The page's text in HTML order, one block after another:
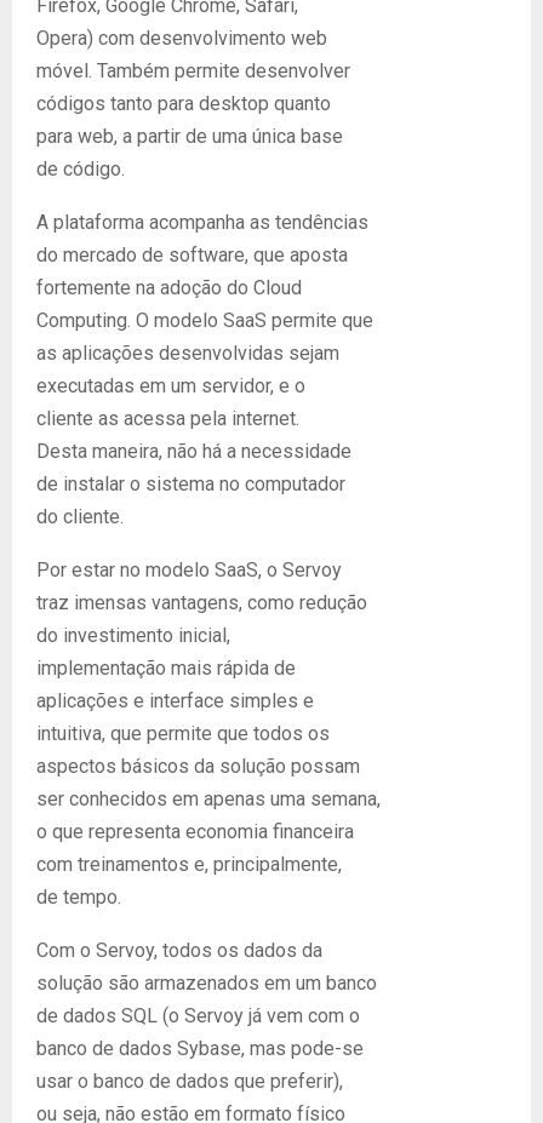
Firefox, Google Chrome, Safari,
Opera) com desenvolvimento web
móvel. Também permite desenvolver
códigos tanto para desktop quanto
para web, a partir de uma única base
de código.
A plataforma acompanha as tendências
do mercado de software, que aposta
fortemente na adoção do Cloud
Computing. O modelo SaaS permite que
as aplicações desenvolvidas sejam
executadas em um servidor, e o
cliente as acessa pela internet.
Desta maneira, não há a necessidade
de instalar o sistema no computador
do cliente.
Por estar no modelo SaaS, o Servoy
traz imensas vantagens, como redução
do investimento inicial,
implementação mais rápida de
aplicações e interface simples e
intuitiva, que permite que todos os
aspectos básicos da solução possam
ser conhecidos em apenas uma semana,
o que representa economia financeira
com treinamentos e, principalmente,
de tempo.
Com o Servoy, todos os dados da
solução são armazenados em um banco
de dados SQL (o Servoy já vem com o
banco de dados Sybase, mas pode-se
usar o banco de dados que preferir),
ou seja, não estão em formato físico